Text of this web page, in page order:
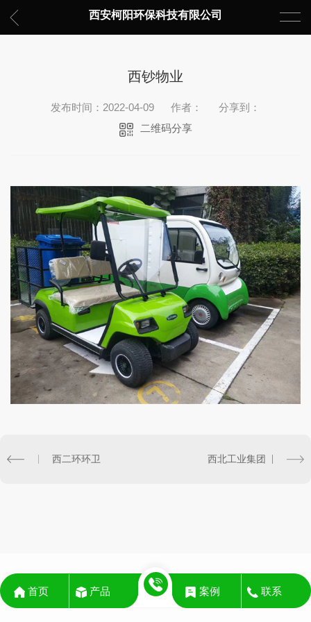
西安柯阳环保科技有限公司
西钞物业
发布时间：2022-04-09 作者：
分享到：
二维码分享
西二环环卫 西北工业集团
首页 产品 案例 联系